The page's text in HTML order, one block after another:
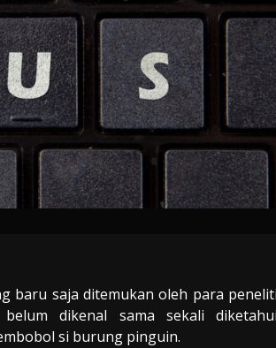
baru saja ditemukan oleh para peneliti
dikenal sama sekali diketahui
si burung pinguin.